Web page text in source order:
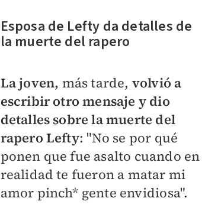
Esposa de Lefty da detalles de
la muerte del rapero
La joven, más tarde, volvió a
escribir otro mensaje y dio
detalles sobre la muerte del
rapero Lefty: "No se por qué
ponen que fue asalto cuando en
realidad te fueron a matar mi
amor pinch* gente envidiosa".